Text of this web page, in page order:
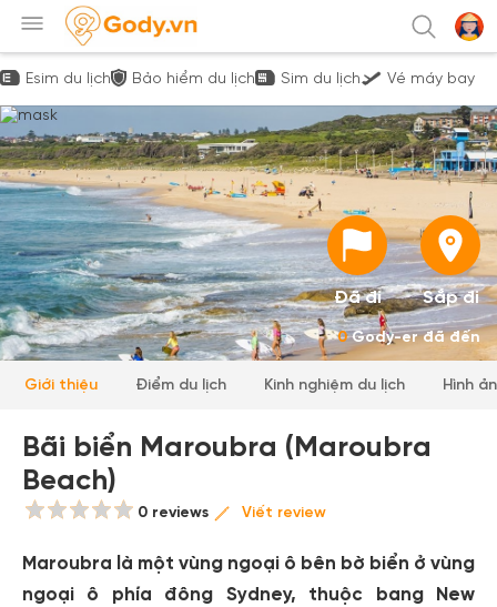
Esim du lịch Bảo hiểm du lịch Sim du lịch Vé máy bay
Đã đi Sắp đi
0Gody-er đã đến
Giới thiệu Điểm du lịch Kinh nghiệm du lịch Hình
Bãi biển Maroubra (Maroubra
Beach)
0 reviews Viết review
Maroubra là một vùng ngoại ô bên bờ biển ở vùng
ngoại ô phía đông Sydney, thuộc bang New